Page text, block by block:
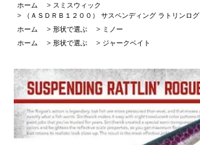
ホーム > スミスウィック
>
（ＡＳＤＲＢ１２００） サスペンディング ラトリンログ
ホーム
> 形状で選ぶ > ミノー
ホーム
> 形状で選ぶ > ジャークベイト